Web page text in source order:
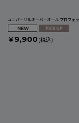
ユニバーサルオーバーオール プロフェ
￥ 9,900 (税込)